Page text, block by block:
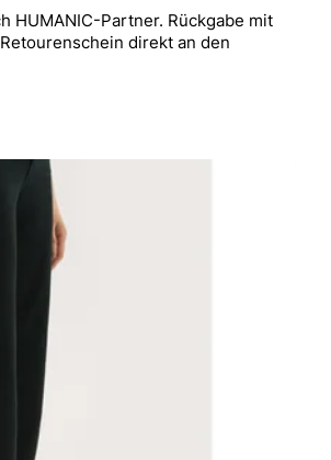
HUMANIC-Partner. Rückgabe mit
direkt an den